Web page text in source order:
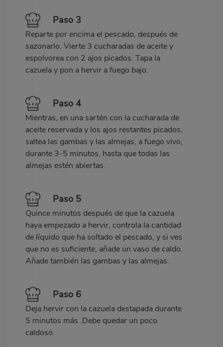
Paso 3
Reparte por encima el pescado, después de
sazonarlo. Vierte 3 cucharadas de aceite y
espolvorea con 2 ajos picados. Tapa la
cazuela y pon a hervir a fuego bajo.
Paso 4
Mientras, en una sartén con la cucharada de
aceite reservada y los ajos restantes picados,
saltea las gambas y las almejas, a fuego vivo,
durante 3-5 minutos, hasta que todas las
almejas estén abiertas.
Paso 5
Quince minutos después de que la cazuela
haya empezado a hervir, controla la cantidad
de líquido que ha soltado el pescado, y si ves
que no es suficiente, añade un vaso de caldo.
Añade también las gambas y las almejas.
Paso 6
Deja hervir con la cazuela destapada durante
5 minutos más .Debe quedar un poco
caldoso.